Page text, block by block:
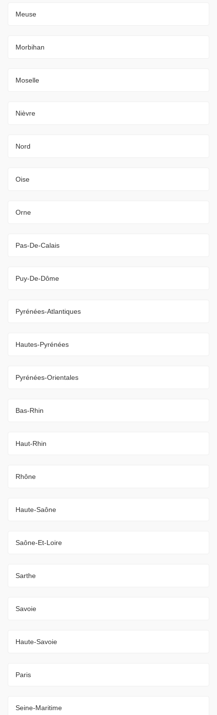
Meuse
Morbihan
Moselle
Nièvre
Nord
Oise
Orne
Pas-De-Calais
Puy-De-Dôme
Pyrénées-Atlantiques
Hautes-Pyrénées
Pyrénées-Orientales
Bas-Rhin
Haut-Rhin
Rhône
Haute-Saône
Saône-Et-Loire
Sarthe
Savoie
Haute-Savoie
Paris
Seine-Maritime